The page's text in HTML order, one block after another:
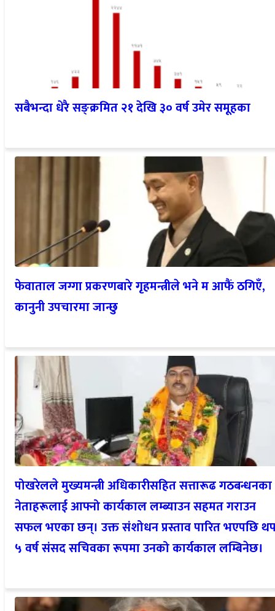
सबैभन्दा धेरै सङ्क्रमित २१ देखि ३० वर्ष उमेर समूहका
फेवाताल जग्गा प्रकरणबारे गृहमन्त्रीले भने म आफैं ठगिएँ,
कानुनी उपचारमा जान्छु
पोखरेलले मुख्यमन्त्री अधिकारीसहित सत्तारूढ गठबन्धनका
नेताहरूलाई आफ्नो कार्यकाल लम्ब्याउन सहमत गराउन
सफल भएका छन्। उक्त संशोधन प्रस्ताव पारित भएपछि
५ वर्ष संसद सचिवका रूपमा उनको कार्यकाल लम्बिनेछ।